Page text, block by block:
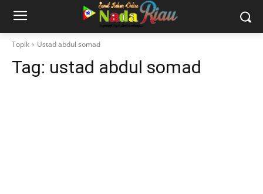
Topik Ustad abdul somad
Tag: ustad abdul somad